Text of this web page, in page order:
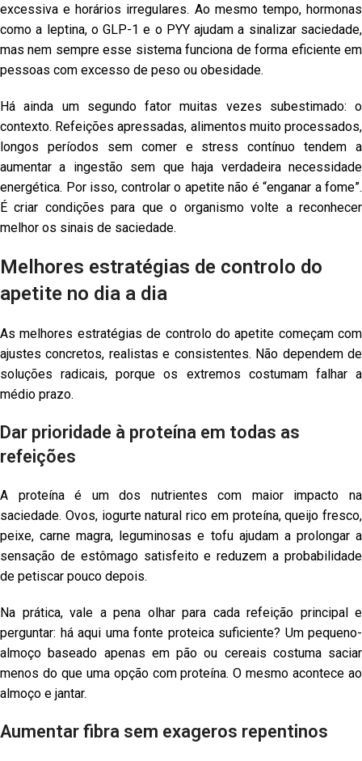
excessiva e horários irregulares. Ao mesmo tempo, hormonas
como a leptina, o GLP-1 e o PYY ajudam a sinalizar saciedade,
mas nem sempre esse sistema funciona de forma eficiente em
pessoas com excesso de peso ou obesidade.
Há ainda um segundo fator muitas vezes subestimado: o
contexto. Refeições apressadas, alimentos muito processados,
longos períodos sem comer e stress contínuo tendem a
aumentar a ingestão sem que haja verdadeira necessidade
energética. Por isso, controlar o apetite não é “enganar a fome”.
É criar condições para que o organismo volte a reconhecer
melhor os sinais de saciedade.
Melhores estratégias de controlo do
apetite no dia a dia
As melhores estratégias de controlo do apetite começam com
ajustes concretos, realistas e consistentes. Não dependem de
soluções radicais, porque os extremos costumam falhar a
médio prazo.
Dar prioridade à proteína em todas as
refeições
A proteína é um dos nutrientes com maior impacto na
saciedade. Ovos, iogurte natural rico em proteína, queijo fresco,
peixe, carne magra, leguminosas e tofu ajudam a prolongar a
sensação de estômago satisfeito e reduzem a probabilidade
de petiscar pouco depois.
Na prática, vale a pena olhar para cada refeição principal e
perguntar: há aqui uma fonte proteica suficiente? Um pequeno-
almoço baseado apenas em pão ou cereais costuma saciar
menos do que uma opção com proteína. O mesmo acontece ao
almoço e jantar.
Aumentar fibra sem exageros repentinos